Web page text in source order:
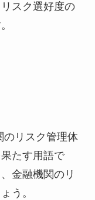
スク選好度の
のリスク管理体
たす用語で
金融機関のリ
う。